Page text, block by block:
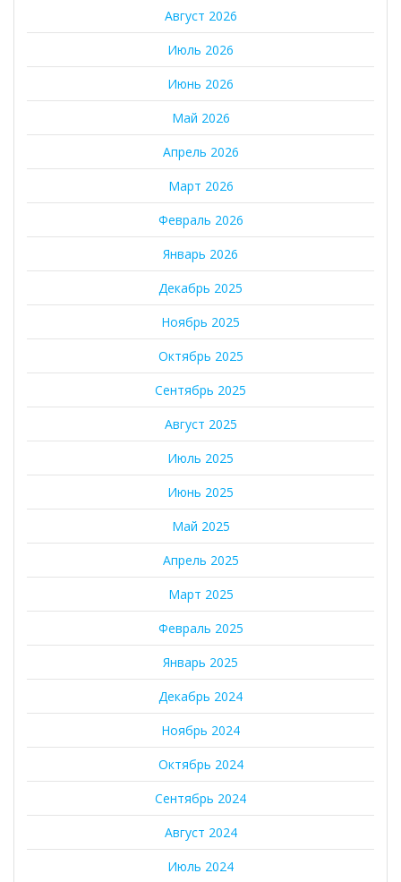
Август 2026
Июль 2026
Июнь 2026
Май 2026
Апрель 2026
Март 2026
Февраль 2026
Январь 2026
Декабрь 2025
Ноябрь 2025
Октябрь 2025
Сентябрь 2025
Август 2025
Июль 2025
Июнь 2025
Май 2025
Апрель 2025
Март 2025
Февраль 2025
Январь 2025
Декабрь 2024
Ноябрь 2024
Октябрь 2024
Сентябрь 2024
Август 2024
Июль 2024